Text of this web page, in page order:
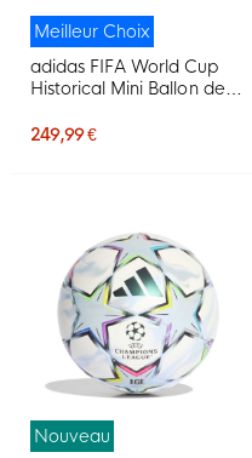
Meilleur Choix
adidas FIFA World Cup
Historical Mini Ballon de
249,99 €
Nouveau